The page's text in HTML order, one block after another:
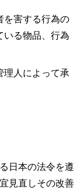
を害する行為の
いる物品、行為
理人によって承
日本の法令を遵
見直しその改善